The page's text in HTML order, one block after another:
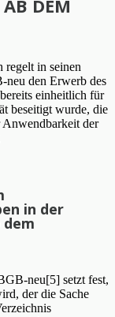
DEM
regelt in seinen
neu den Erwerb des
einheitlich für
beseitigt wurde, die
der
in der
neu[5] setzt fest,
der die Sache